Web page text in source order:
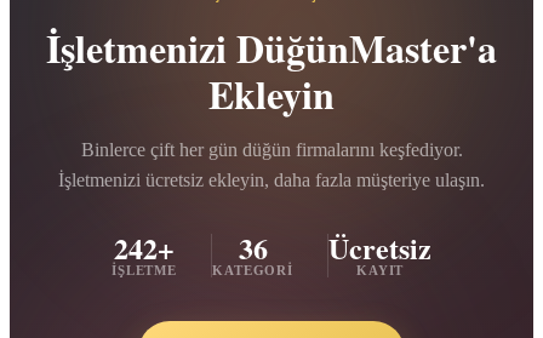
İşletmenizi DüğünMaster'a
Ekleyin
Binlerce çift her gün düğün firmalarını keşfediyor.
İşletmenizi ücretsiz ekleyin, daha fazla müşteriye ulaşın.
242+
İŞLETME
36
KATEGORI
Ücretsiz
KAYIT